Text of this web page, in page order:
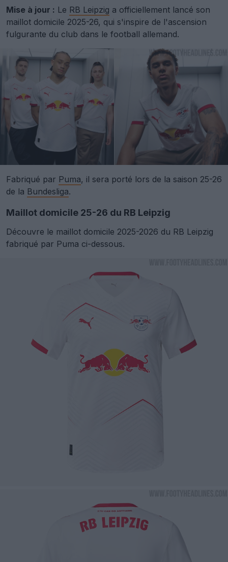
Mise à jour : Le RB Leipzig a officiellement lancé son
maillot domicile 2025-26, qui s'inspire de l'ascension
fulgurante du club dans le football allemand.
Fabriqué par Puma, il sera porté lors de la saison 25-26
de la Bundesliga.
Maillot domicile 25-26 du RB Leipzig
Découvre le maillot domicile 2025-2026 du RB Leipzig
fabriqué par Puma ci-dessous.